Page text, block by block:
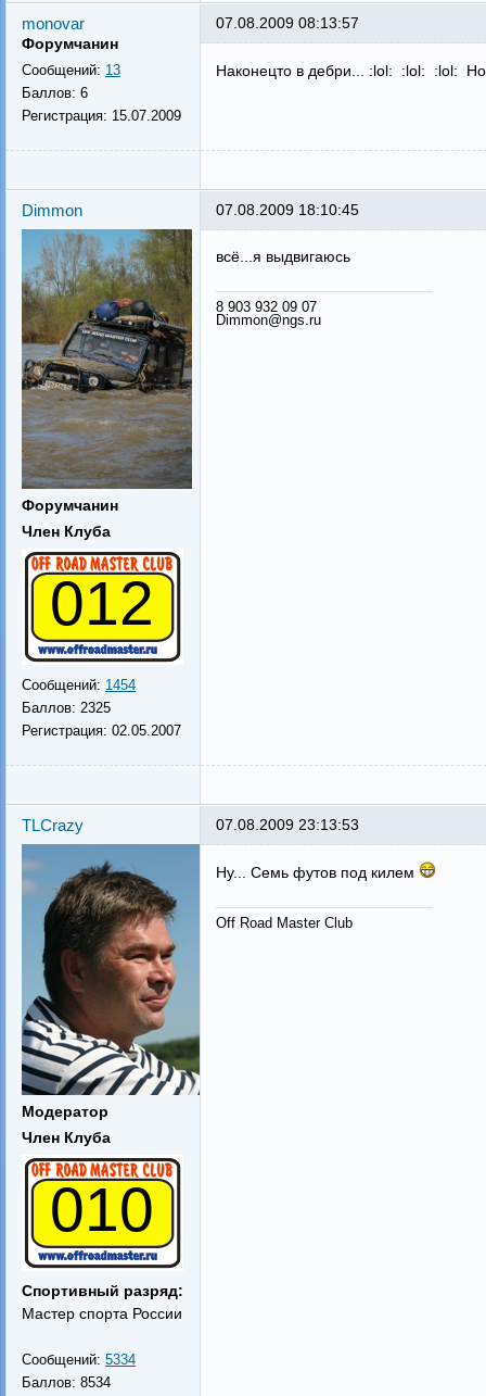
monovar
Форумчанин
Сообщений: 13
Баллов: 6
Регистрация: 15.07.2009
07.08.2009 08:13:57
Наконецто в дебри... :lol: :lol: :lol:
Dimmon
Форумчанин
Член Клуба
012
Сообщений: 1454
Баллов: 2325
Регистрация: 02.05.2007
07.08.2009 18:10:45
всё...я выдвигаюсь
8 903 932 09 07
Dimmon@ngs.ru
TLCrazy
Модератор
Член Клуба
010
Спортивный разряд:
Мастер спорта России
Сообщений: 5334
Баллов: 8534
07.08.2009 23:13:53
Ну... Семь футов под килем
Off Road Master Club